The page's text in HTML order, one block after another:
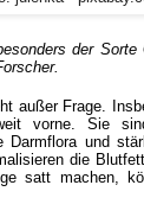
der
außer Frage.
vorne. Sie
Darmflora und
die
satt machen,